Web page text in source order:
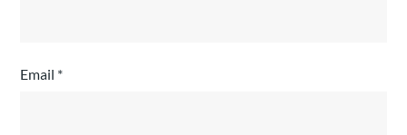
Email *